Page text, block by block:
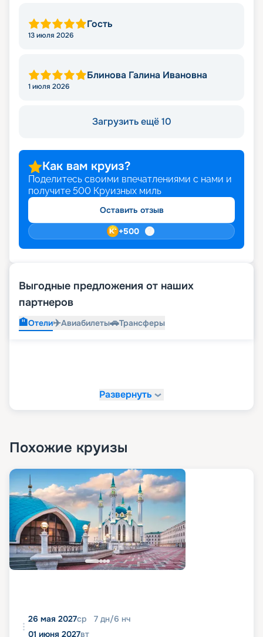
Гость
13 июля 2026
Блинова Галина Ивановна
1 июля 2026
Загрузить ещё 10
Как вам круиз?
Поделитесь своими впечатлениями с нами и
получите 500 Круизных миль
Оставить отзыв
+500
Выгодные предложения от наших
партнеров
🏨Отели✈️Авиабилеты🚗Трансферы
Развернуть
Похожие круизы
26 мая 2027ср 7 дн/6 нч
01 июня 2027вт